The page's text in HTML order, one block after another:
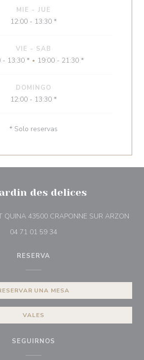
MIE - JUE
12:00 - 13:30 *
VIE - SAB
- 13:30 * • 19:00 - 21:30 *
DOMINGO
12:00 - 13:30 *
* Solo reservas
des delices
QUINA 43500 CRAPONNE SUR ARZON
04 71 01 59 34
RESERVA
UNA MESA
VALES
SEGUIRNOS